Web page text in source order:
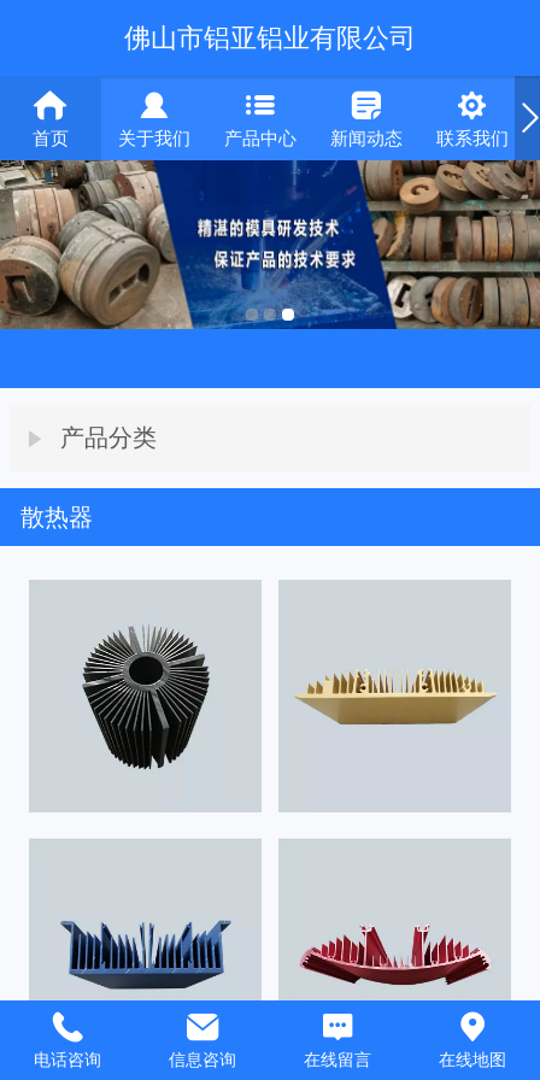
佛山市铝亚铝业有限公司
首页 关于我们 产品中心 新闻动态 联系我们
产品分类
散热器
电话咨询 信息咨询 在线留言 在线地图